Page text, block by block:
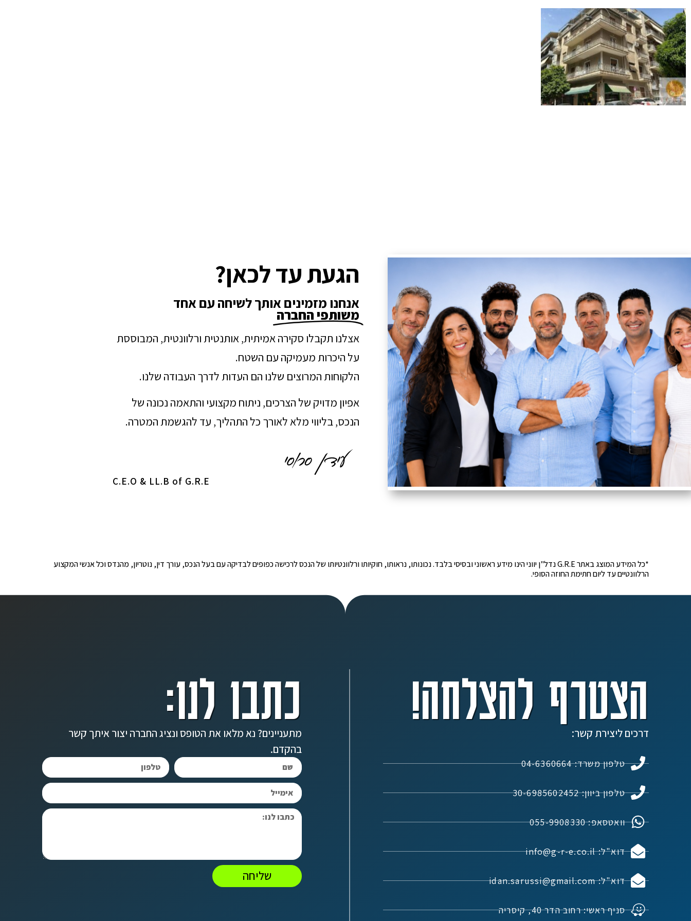
הגעת עד לכאן?
אנחנו מזמינים אותך לשיחה עם אחד
משותפי החברה
אצלנו תקבלו סקירה אמיתית, אותנטית ורלוונטית, המבוססת
על היכרות מעמיקה עם השטח.
הלקוחות המרוצים שלנו הם העדות לדרך העבודה שלנו.
אפיון מדויק של הצרכים, ניתוח מקצועי והתאמה נכונה של
הנכס, בליווי מלא לאורך כל התהליך, עד להגשמת המטרה.
C.E.O & LL.B of G.R.E
*כל המידע המוצג באתר G.R.E נדל"ן יווני הינו מידע ראשוני ובסיסי בלבד. נכונותו, נראותו, חוקיותו ורלוונטיותו של הנכס לרכישה כפופים לבדיקה עם בעל הנכס, עורך דין, נוטריון, מהנדס וכל אנשי המקצוע
הרלוונטיים עד ליום חתימת החוזה הסופי.
הצטרף להצלחה!
דרכים ליצירת קשר:
טלפון משרד: 04-6360664
טלפון ביוון: 30-6985602452
וואטסאפ: 055-9908330
דוא"ל: info@g-r-e.co.il
דוא"ל: idan.sarussi@gmail.com
סניף ראשי: רחוב הדר 40, קיסריה
כתבו לנו:
מתעניינים? נא מלאו את הטופס ונציג החברה יצור איתך קשר
בהקדם.
שליחה